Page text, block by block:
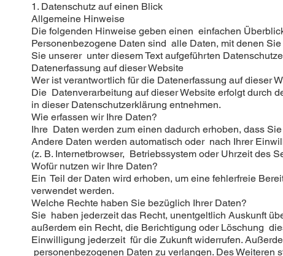
1. Datenschutz auf einen Blick
Allgemeine Hinweise
Die folgenden Hinweise geben einen einfachen
Personenbezogene Daten sind alle Daten, mit denen
Sie unserer unter diesem Text aufgeführten
Datenerfassung auf dieser Website
Wer ist verantwortlich für die Datenerfassung auf dieser
Die Datenverarbeitung auf dieser Website erfolgt durch
in dieser Datenschutzerklärung entnehmen.
Wie erfassen wir Ihre Daten?
Ihre Daten werden zum einen dadurch erhoben, dass
Andere Daten werden automatisch oder nach Ihrer
(z. B. Internetbrowser, Betriebssystem oder Uhrzeit des
Wofür nutzen wir Ihre Daten?
Ein Teil der Daten wird erhoben, um eine fehlerfreie
verwendet werden.
Welche Rechte haben Sie bezüglich Ihrer Daten?
Sie haben jederzeit das Recht, unentgeltlich Auskunft
außerdem ein Recht, die Berichtigung oder Löschung
Einwilligung jederzeit für die Zukunft widerrufen.
personenbezogenen Daten zu verlangen. Des